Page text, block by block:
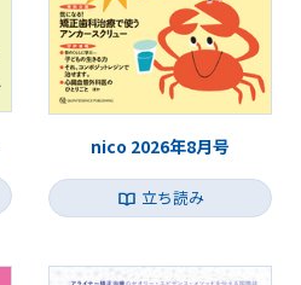
nico 2026年8月号
立ち読み